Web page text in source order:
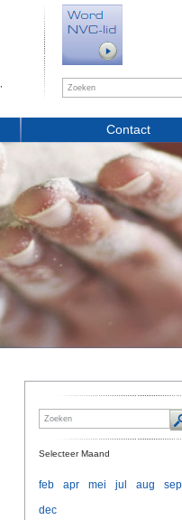
Contact
Selecteer Maand
feb apr mei jul aug sep
dec